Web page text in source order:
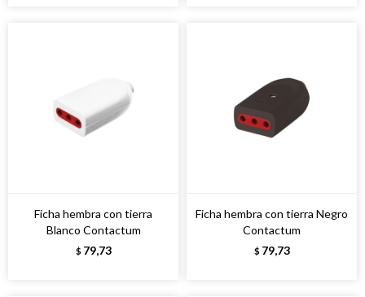
Ficha hembra con tierra
Blanco Contactum
$ 79,73
Ficha hembra con tierra Negro
Contactum
$ 79,73